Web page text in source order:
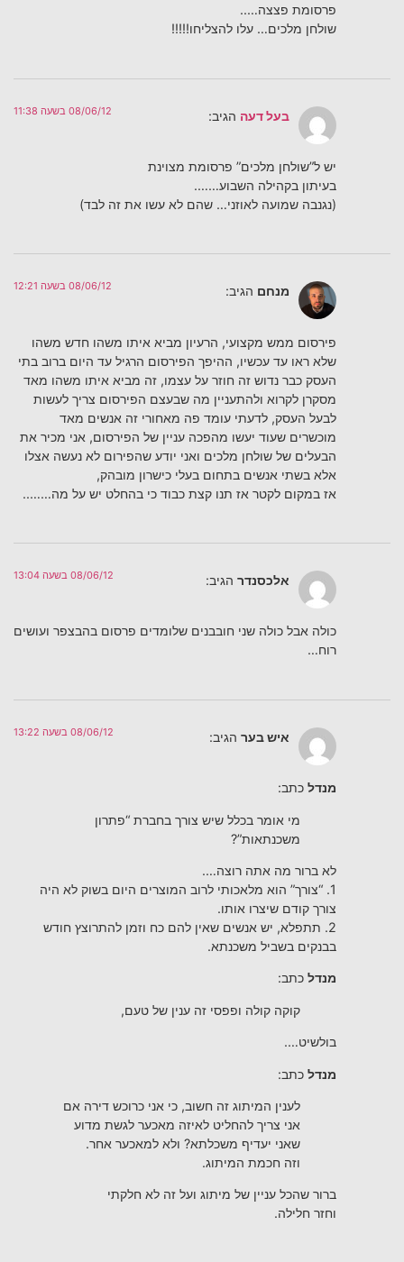
פרסומת פצצה…..
שולחן מלכים… עלו להצליחו!!!!!
בעל דעה הגיב: 08/06/12 בשעה 11:38
יש ל”שולחן מלכים” פרסומת מצוינת
בעיתון בקהילה השבוע…….
(נגנבה שמועה לאוזני… שהם לא עשו את זה לבד)
מנחם הגיב: 08/06/12 בשעה 12:21
פירסום ממש מקצועי, הרעיון מביא איתו משהו חדש משהו
שלא ראו עד עכשיו, ההיפך הפירסום הרגיל עד היום ברוב בתי
העסק כבר נדוש זה חוזר על עצמו, זה מביא איתו משהו מאד
מסקרן לקרוא ולהתעניין מה שבעצם הפירסום צריך לעשות
לבעל העסק, לדעתי עומד פה מאחורי זה אנשים מאד
מוכשרים שעוד יעשו מהפכה עניין של הפירסום, אני מכיר את
הבעלים של שולחן מלכים ואני יודע שהפירום לא נעשה אצלו
אלא בשתי אנשים בתחום בעלי כישרון מובהק,
אז במקום לקטר אז תנו קצת כבוד כי בהחלט יש על מה……..
אלכסנדר הגיב: 08/06/12 בשעה 13:04
כולה אבל כולה שני חובבנים שלומדים פרסום בהבצפר ועושים
רוח…
איש בער הגיב: 08/06/12 בשעה 13:22
מנדל כתב:
מי אומר בכלל שיש צורך בחברת “פתרון
משכנתאות”?
לא ברור מה אתה רוצה….
1. “צורך” הוא מלאכותי לרוב המוצרים היום בשוק לא היה
צורך קודם שיצרו אותו.
2. תתפלא, יש אנשים שאין להם כח וזמן להתרוצץ חודש
בבנקים בשביל משכנתא.
מנדל כתב:
קוקה קולה ופפסי זה ענין של טעם,
בולשיט….
מנדל כתב:
לענין המיתוג זה חשוב, כי אני כרוכש דירה אם
אני צריך להחליט לאיזה מאכער לגשת מדוע
שאני יעדיף משכלתא? ולא למאכער אחר.
וזה חכמת המיתוג.
ברור שהכל עניין של מיתוג ועל זה לא חלקתי
וחזר חלילה.